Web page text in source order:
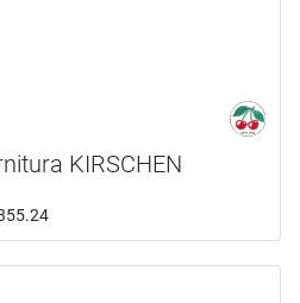
KIRSCHEN